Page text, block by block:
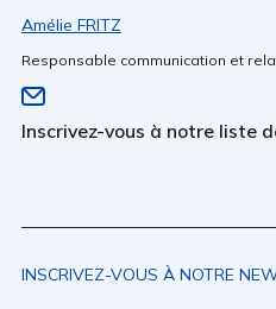
Amélie FRITZ
Responsable communication et
Inscrivez-vous à notre liste
INSCRIVEZ-VOUS À NOTRE